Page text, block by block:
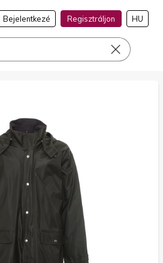
Bejelentkezé
Regisztráljon
a címen
HU